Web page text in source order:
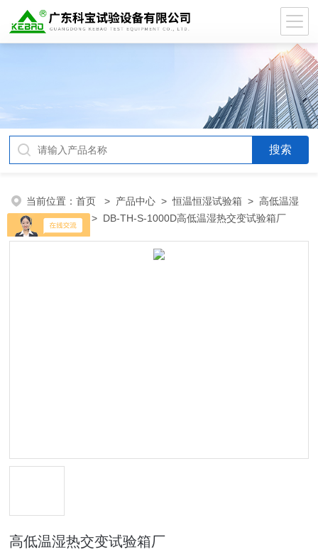
当前位置：首页 > 产品中心 >恒温恒湿试验箱 >高低温湿
热交变试验箱
> DB-TH-S-1000D高低温湿热交变试验箱厂
高低温湿热交变试验箱厂